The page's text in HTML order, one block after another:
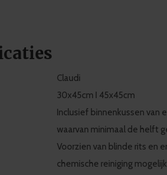
Claudi
30x45cm I 45x45cm
Inclusief binnenkussen van
waarvan minimaal de helft
Voorzien van blinde rits en
chemische reiniging